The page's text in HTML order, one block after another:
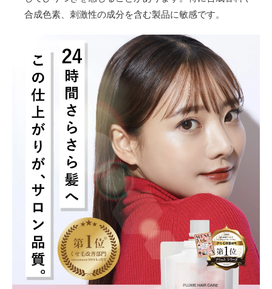
合成色素、刺激性の成分を含む製品に敏感です。